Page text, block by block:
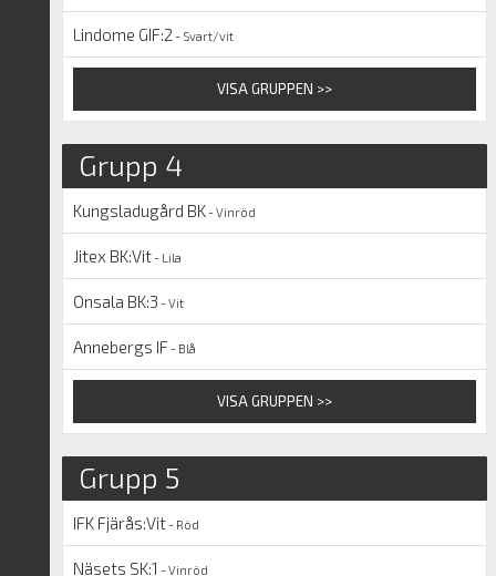
Lindome GIF:2 - Svart/vit
VISA GRUPPEN >>
Grupp 4
Kungsladugård BK- Vinröd
Jitex BK:Vit- Lila
Onsala BK:3 - Vit
Annebergs IF - Blå
VISA GRUPPEN >>
Grupp 5
IFK Fjärås:Vit- Röd
Näsets SK:1 - Vinröd